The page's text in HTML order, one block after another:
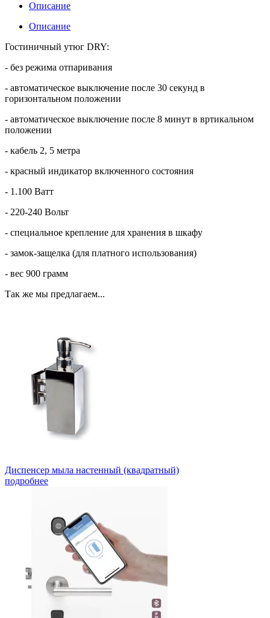
Описание
Описание
Гостиничный утюг DRY:
- без режима отпаривания
- автоматическое выключение после 30 секунд в
горизонтальном положении
- автоматическое выключение после 8 минут в вртикальном
положении
- кабель 2, 5 метра
- красный индикатор включенного состояния
- 1.100 Ватт
- 220-240 Вольт
- специальное крепление для хранения в шкафу
- замок-защелка (для платного использования)
- вес 900 грамм
Так же мы предлагаем...
Диспенсер мыла настенный (квадратный)
подробнее